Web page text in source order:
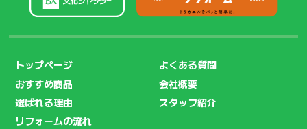
トップページ
おすすめ商品
選ばれる理由
リフォームの流れ
よくある質問
会社概要
スタッフ紹介